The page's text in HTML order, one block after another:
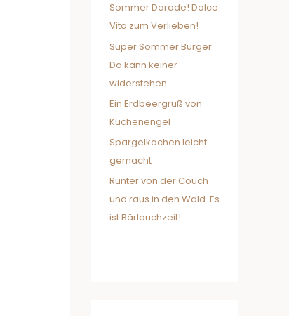
Sommer Dorade! Dolce
Vita zum Verlieben!
Super Sommer Burger.
Da kann keiner
widerstehen
Ein Erdbeergruß von
Kuchenengel
Spargelkochen leicht
gemacht
Runter von der Couch
und raus in den Wald. Es
ist Bärlauchzeit!